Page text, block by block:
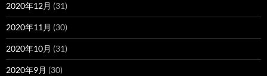
2020年12月 (31)
2020年11月 (30)
2020年10月 (31)
2020年9月 (30)